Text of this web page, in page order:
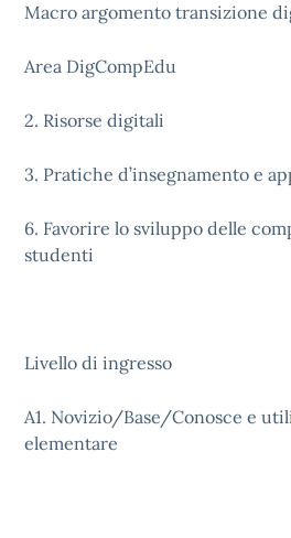
Macro argomento transizione
Area DigCompEdu
2. Risorse digitali
3. Pratiche d’insegnamento e
6. Favorire lo sviluppo delle
studenti
Livello di ingresso
A1. Novizio/Base/Conosce e
elementare